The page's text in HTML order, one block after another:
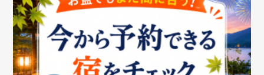
ご利用中の方
お問い合わせ消費税の表示 ウェブアクセシビリティの取り組み
個人情報保護ポリシープライバシーポータル
Cookieポリシー
特定商取引法に基づく表記情報セキュリティ基本方針